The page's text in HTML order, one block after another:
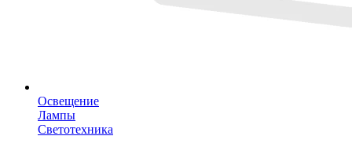
Освещение
Лампы
Светотехника